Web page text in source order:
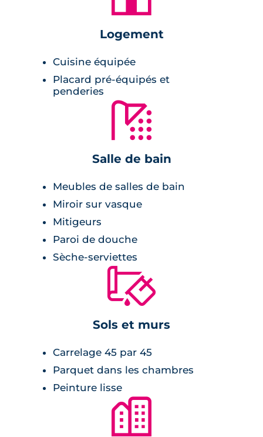
peinture lisse blanche,
carrelage grand format,
volets roulants électriques,
chaudière individuelle au gaz,
cuisine entièrement équipée,
porte palière avec serrure 3 points.
radiateur sèche-serviette,
emplacement pour un lave-linge,
revêtement stratifié,
rangements.
Logement
Cuisine équipée
Placard pré-équipés et
penderies
🚿
Salle de bain
Meubles de salles de bain
Miroir sur vasque
Mitigeurs
Paroi de douche
Sèche-serviettes
🔨
Sols et murs
Carrelage 45 par 45
Parquet dans les chambres
Peinture lisse
🏙